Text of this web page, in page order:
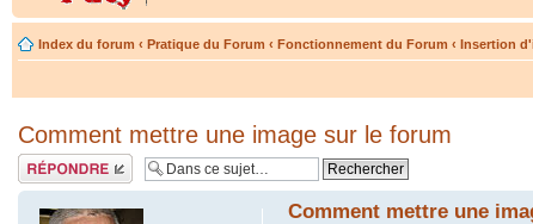
Index du forum ‹ Pratique du Forum ‹ Fonctionnement du Forum ‹ Insertion
Comment mettre une image sur le forum
Répondre
Comment mettre une